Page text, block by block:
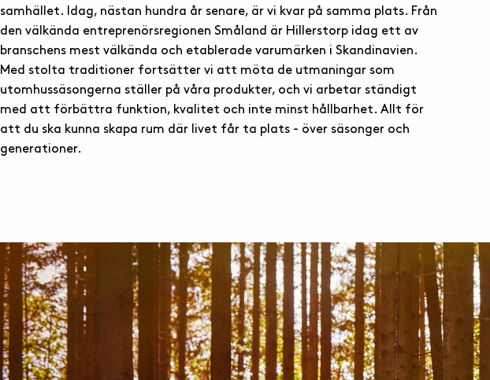
samhället. Idag, nästan hundra år senare, är vi kvar på samma plats. Från
den välkända entreprenörsregionen Småland är Hillerstorp idag ett av
branschens mest välkända och etablerade varumärken i Skandinavien.
Med stolta traditioner fortsätter vi att möta de utmaningar som
utomhussäsongerna ställer på våra produkter, och vi arbetar ständigt
med att förbättra funktion, kvalitet och inte minst hållbarhet. Allt för
att du ska kunna skapa rum där livet får ta plats - över säsonger och
generationer.